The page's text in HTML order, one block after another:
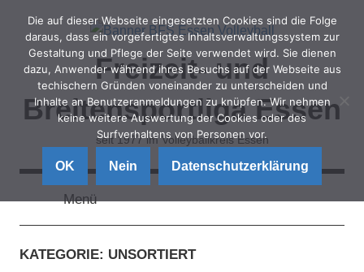
Inhalt
springen
Freizeit- und
Breitensportliga Essen
seit 1977 im Volleyballkreis Essen
Menü
KATEGORIE: UNSORTIERT
Die auf dieser Webseite eingesetzten Cookies sind die Folge
daraus, dass ein vorgefertigtes Inhaltsverwaltungssystem zur
Gestaltung und Pflege der Seite verwendet wird. Sie dienen
dazu, Anwender während ihres Besuchs auf der Webseite aus
techischern Gründen voneinander zu unterscheiden und
Inhalte an Benutzeranmeldungen zu knüpfen. Wir nehmen
keine weitere Auswertung der Cookies oder des
Surfverhaltens von Personen vor.
OK Nein Datenschutzerklärung